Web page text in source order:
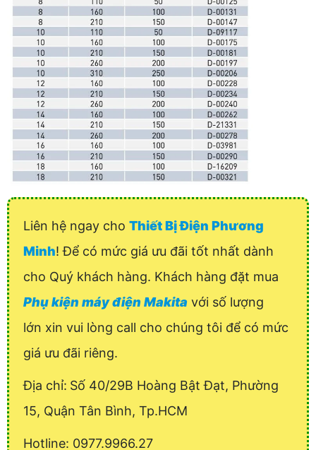
Liên hệ ngay cho Thiết Bị Điện Phương
Minh! Để có mức giá ưu đãi tốt nhất dành
cho Quý khách hàng. Khách hàng đặt mua
Phụ kiện máy điện Makita với số lượng
lớn xin vui lòng call cho chúng tôi để có mức
giá ưu đãi riêng.
Địa chỉ: Số 40/29B Hoàng Bật Đạt, Phường
15, Quận Tân Bình, Tp.HCM
Hotline: 0977.9966.27